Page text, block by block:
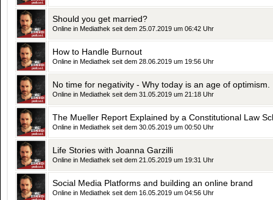
Should you get married?
Online in Mediathek seit dem 25.07.2019 um 06:42 Uhr
How to Handle Burnout
Online in Mediathek seit dem 28.06.2019 um 19:56 Uhr
No time for negativity - Why today is an age of optimism.
Online in Mediathek seit dem 31.05.2019 um 21:18 Uhr
The Mueller Report Explained by a Constitutional Law
Online in Mediathek seit dem 30.05.2019 um 00:50 Uhr
Life Stories with Joanna Garzilli
Online in Mediathek seit dem 21.05.2019 um 19:31 Uhr
Social Media Platforms and building an online brand
Online in Mediathek seit dem 16.05.2019 um 04:56 Uhr